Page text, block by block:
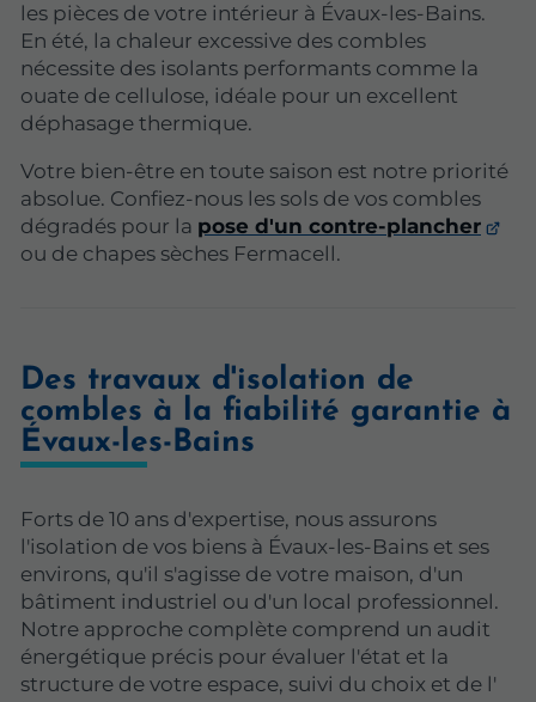
les pièces de votre intérieur à Évaux-les-Bains.
En été, la chaleur excessive des combles
nécessite des isolants performants comme la
ouate de cellulose, idéale pour un excellent
déphasage thermique.
Votre bien-être en toute saison est notre priorité
absolue. Confiez-nous les sols de vos combles
dégradés pour la pose d'un contre-plancher
ou de chapes sèches Fermacell.
Des travaux d'isolation de
combles à la fiabilité garantie à
Évaux-les-Bains
Forts de 10 ans d'expertise, nous assurons
l'isolation de vos biens à Évaux-les-Bains et ses
environs, qu'il s'agisse de votre maison, d'un
bâtiment industriel ou d'un local professionnel.
Notre approche complète comprend un audit
énergétique précis pour évaluer l'état et la
structure de votre espace, suivi du choix et de l'